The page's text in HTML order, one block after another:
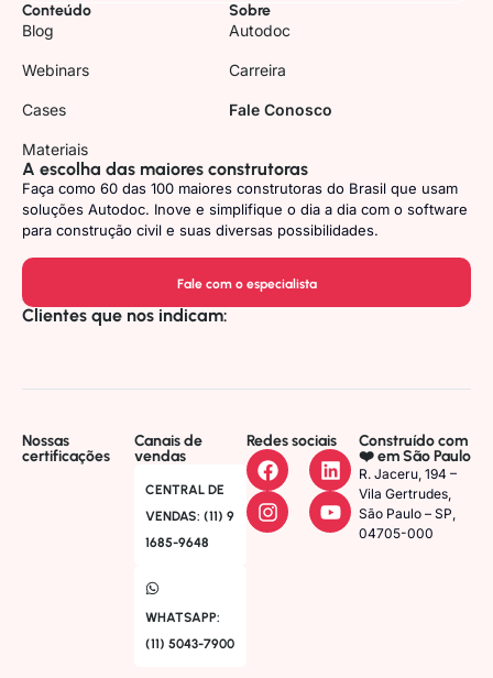
Conteúdo
Blog
Webinars
Cases
Materiais
Sobre
Autodoc
Carreira
Fale Conosco
A escolha das maiores construtoras
Faça como 60 das 100 maiores construtoras do Brasil que usam
soluções Autodoc. Inove e simplifique o dia a dia com o software
para construção civil e suas diversas possibilidades.
Fale com o especialista
Clientes que nos indicam:
Nossas
certificações
Canais de
vendas
CENTRAL DE
VENDAS: (11) 9
1685-9648
WHATSAPP:
(11) 5043-7900
Redes sociais
Construído com
❤️ em São Paulo
R. Jaceru, 194 –
Vila Gertrudes,
São Paulo – SP,
04705-000